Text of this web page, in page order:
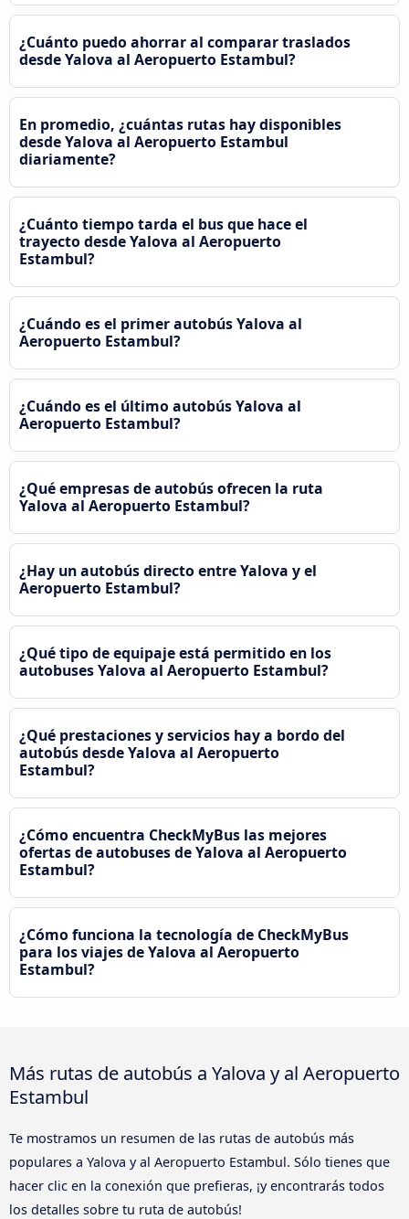
¿Cuánto puedo ahorrar al comparar traslados
desde Yalova al Aeropuerto Estambul?
En promedio, ¿cuántas rutas hay disponibles
desde Yalova al Aeropuerto Estambul
diariamente?
¿Cuánto tiempo tarda el bus que hace el
trayecto desde Yalova al Aeropuerto
Estambul?
¿Cuándo es el primer autobús Yalova al
Aeropuerto Estambul?
¿Cuándo es el último autobús Yalova al
Aeropuerto Estambul?
¿Qué empresas de autobús ofrecen la ruta
Yalova al Aeropuerto Estambul?
¿Hay un autobús directo entre Yalova y el
Aeropuerto Estambul?
¿Qué tipo de equipaje está permitido en los
autobuses Yalova al Aeropuerto Estambul?
¿Qué prestaciones y servicios hay a bordo del
autobús desde Yalova al Aeropuerto
Estambul?
¿Cómo encuentra CheckMyBus las mejores
ofertas de autobuses de Yalova al Aeropuerto
Estambul?
¿Cómo funciona la tecnología de CheckMyBus
para los viajes de Yalova al Aeropuerto
Estambul?
Más rutas de autobús a Yalova y al Aeropuerto
Estambul
Te mostramos un resumen de las rutas de autobús más
populares a Yalova y al Aeropuerto Estambul. Sólo tienes que
hacer clic en la conexión que prefieras, ¡y encontrarás todos
los detalles sobre tu ruta de autobús!